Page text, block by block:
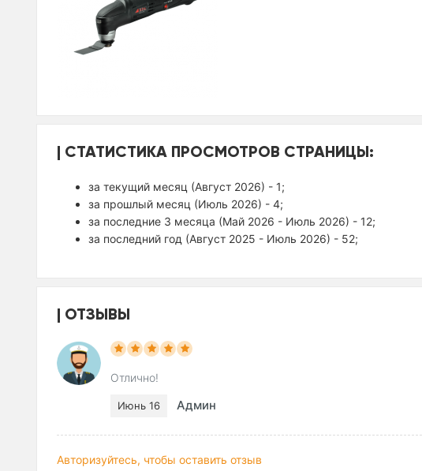
СТАТИСТИКА ПРОСМОТРОВ СТРАНИЦЫ:
за текущий месяц (Август 2026) - 1;
за прошлый месяц (Июль 2026) - 4;
за последние 3 месяца (Май 2026 - Июль 2026) - 12;
за последний год (Август 2025 - Июль 2026) - 52;
ОТЗЫВЫ
Отлично!
Июнь 16 Админ
Авторизуйтесь, чтобы оставить отзыв